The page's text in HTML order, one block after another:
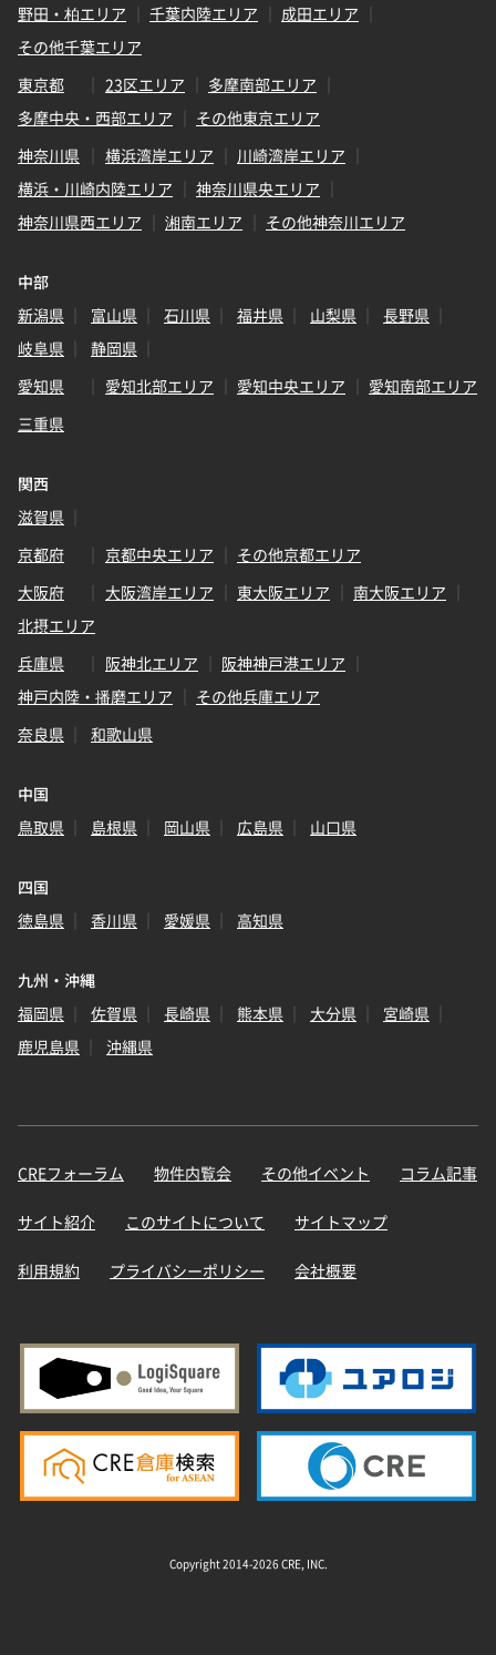
野田・柏エリア
千葉内陸エリア
成田エリア
その他千葉エリア
東京都
23区エリア
多摩南部エリア
多摩中央・西部エリア
その他東京エリア
神奈川県
横浜湾岸エリア
川崎湾岸エリア
横浜・川崎内陸エリア
神奈川県央エリア
神奈川県西エリア
湘南エリア その他神奈川エリア
中部
新潟県
富山県 石川県 福井県 山梨県
長野県
岐阜県
静岡県
愛知県
愛知北部エリア 愛知中央エリア
愛知南部エリア
三重県
関西
滋賀県
京都府
京都中央エリア
その他京都エリア
大阪府
大阪湾岸エリア 東大阪エリア
南大阪エリア
北摂エリア
兵庫県
阪神北エリア
阪神神戸港エリア
神戸内陸・播磨エリア
その他兵庫エリア
奈良県
和歌山県
中国
鳥取県
島根県 岡山県 広島県 山口県
四国
徳島県
香川県 愛媛県 高知県
九州・沖縄
福岡県
佐賀県 長崎県 熊本県 大分県
宮崎県
鹿児島県
沖縄県
CREフォーラム 物件内覧会 その他イベント コラム記事
サイト紹介 このサイトについて サイトマップ
利用規約 プライバシーポリシー 会社概要
Copyright 2014-2026 CRE, INC.